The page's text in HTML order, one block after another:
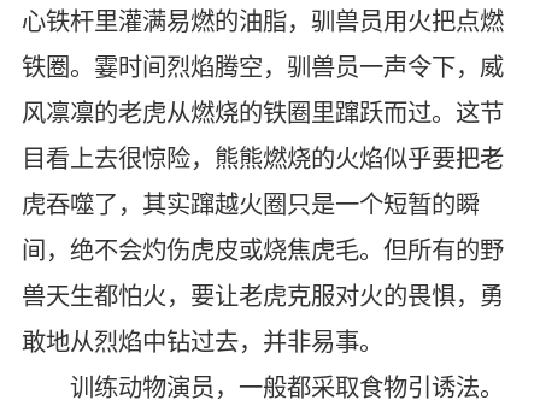
心铁杆里灌满易燃的油脂，驯兽员用火把点燃
铁圈。霎时间烈焰腾空，驯兽员一声令下，威
风凛凛的老虎从燃烧的铁圈里蹿跃而过。这节
目看上去很惊险，熊熊燃烧的火焰似乎要把老
虎吞噬了，其实蹿越火圈只是一个短暂的瞬
间，绝不会灼伤虎皮或烧焦虎毛。但所有的野
兽天生都怕火，要让老虎克服对火的畏惧，勇
敢地从烈焰中钻过去，并非易事。
训练动物演员，一般都采取食物引诱法。